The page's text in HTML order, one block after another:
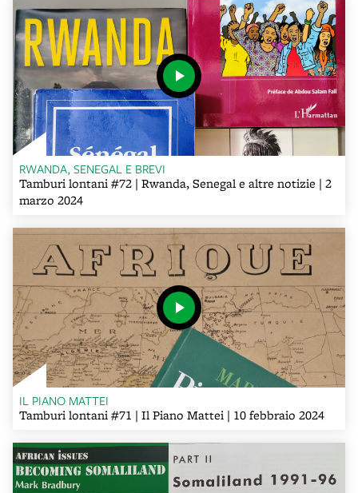
RWANDA, SENEGAL E BREVI
Tamburi lontani #72 | Rwanda, Senegal e altre notizie | 2
marzo 2024
IL PIANO MATTEI
Tamburi lontani #71 | Il Piano Mattei | 10 febbraio 2024